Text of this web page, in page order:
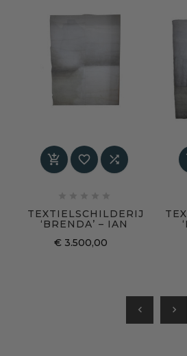
  
TEXTIELSCHILDERIJ
‘BRENDA’ – IAN
€ 3.500,00
chevron_left chevron_right